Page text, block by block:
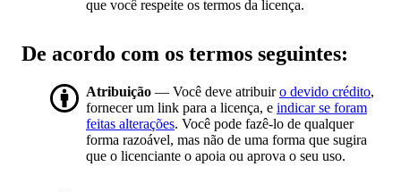
que você respeite os termos da licença.
De acordo com os termos seguintes:
Atribuição — Você deve atribuiro devido crédito,
fornecer um link para a licença, e indicar se foram
feitas alterações. Você pode fazê-lo de qualquer
forma razoável, mas não de uma forma que sugira
que o licenciante o apoia ou aprova o seu uso.